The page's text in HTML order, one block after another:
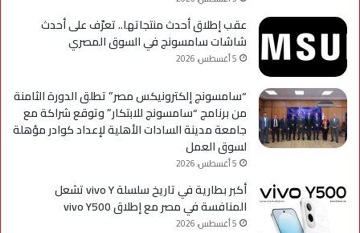
عقب إطلاق أحدث منتجاتها.. تعرّف على أحدث
شاشات سامسونج في السوق المصري
5 أغسطس، 2026
“سامسونج إلكترونيكس مصر” تطلق الدورة الثامنة
من برنامج “سامسونج للابتكار” وتوقع شراكة مع
جامعة مدينة السادات الأهلية لإعداد كوادر مؤهلة
لسوق العمل
5 أغسطس، 2026
أكبر بطارية في تاريخ سلسلة vivo Y تشعل
المنافسة في مصر مع إطلاق vivo Y500
5 أغسطس، 2026